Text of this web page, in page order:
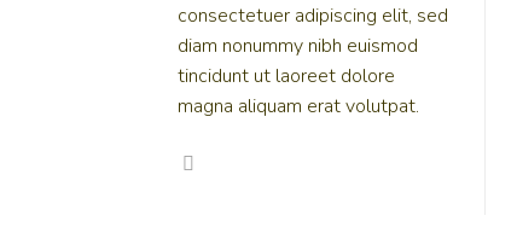
consectetuer adipiscing elit, sed
diam nonummy nibh euismod
tincidunt ut laoreet dolore
magna aliquam erat volutpat.